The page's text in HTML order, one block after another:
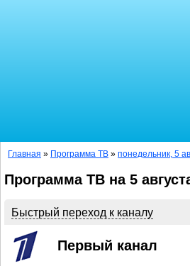
Главная » Программа ТВ » понедельник, 5
Программа ТВ на 5
Быстрый переход к каналу
Первый канал